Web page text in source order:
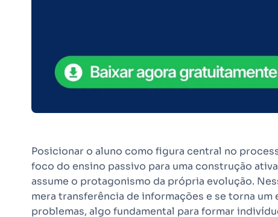
Posicionar o aluno como figura central no
foco do ensino passivo para uma construção
assume o protagonismo da própria evolução.
mera transferência de informações e se torna
problemas, algo fundamental para formar